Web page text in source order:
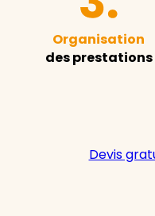
Organisation
des prestations
Devis